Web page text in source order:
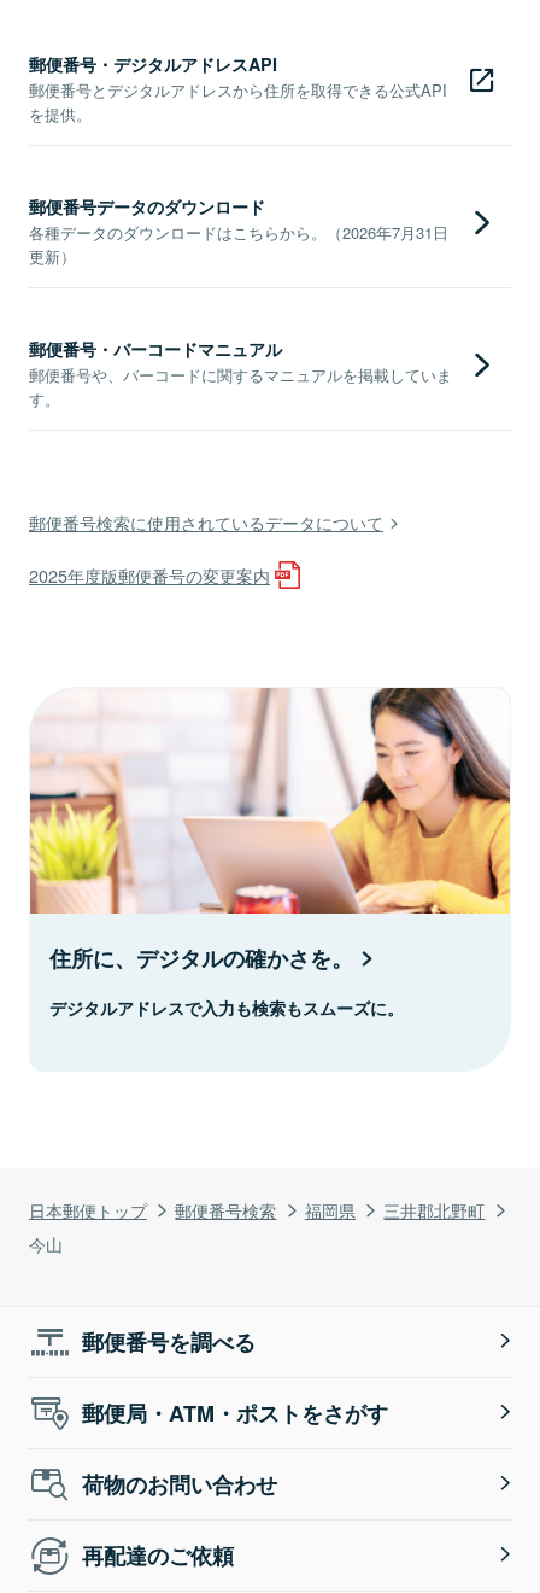
日本郵便トップ 郵便番号検索 福岡県
三井郡北野町
今山
郵便番号・デジタルアドレスAPI
郵便番号とデジタルアドレスから住所を取得できる公式API
を提供。
郵便番号データのダウンロード
各種データのダウンロードはこちらから。（2026年7月31日
更新）
郵便番号・バーコードマニュアル
郵便番号や、バーコードに関するマニュアルを掲載していま
す。
郵便番号検索に使用されているデータについて
2025年度版郵便番号の変更案内
住所に、デジタルの確かさを。
デジタルアドレスで入力も検索もスムーズに。
郵便番号を調べる
郵便局・ATM・ポストをさがす
荷物のお問い合わせ
再配達のご依頼